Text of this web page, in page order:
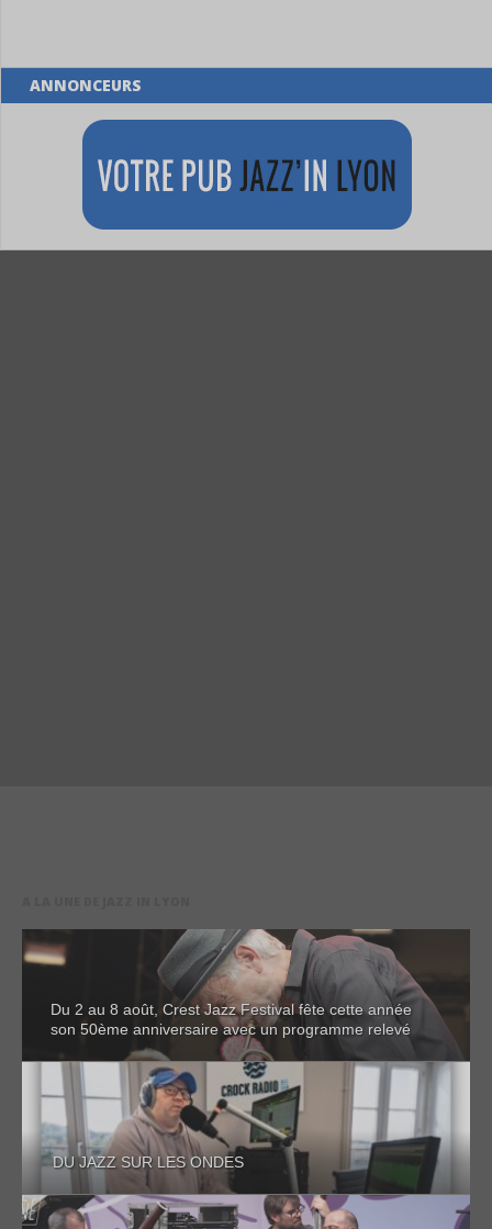
ANNONCEURS
Du 2 au 8 août, Crest Jazz Festival fête cette année
son 50ème anniversaire avec un programme relevé
DU JAZZ SUR LES ONDES